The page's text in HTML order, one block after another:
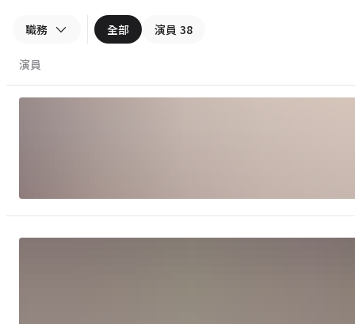
職務 全部 演員 38
演員